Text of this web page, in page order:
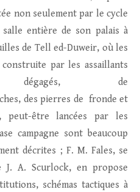
non seulement par le cycle
entière de son palais à
de Tell ed-Duweir, où les
construite par les assaillants
de
des pierres de fronde et
peut-être lancées par les
campagne sont beaucoup
décrites ; F. M. Fales, se
A. Scurlock, en propose
schémas tactiques à